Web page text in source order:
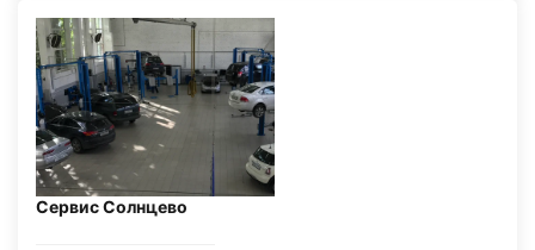
Сервис Солнцево